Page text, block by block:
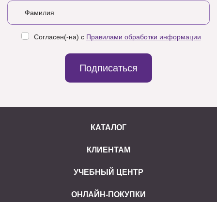
Согласен(-на) с Правилами обработки информации
Подписаться
КАТАЛОГ
КЛИЕНТАМ
УЧЕБНЫЙ ЦЕНТР
ОНЛАЙН-ПОКУПКИ